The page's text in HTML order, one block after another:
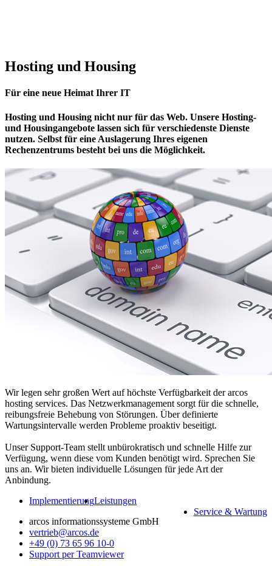
Hosting und Housing
Für eine neue Heimat Ihrer IT
Hosting und Housing nicht nur für das Web. Unsere Hosting-
und Housingangebote lassen sich für verschiedenste Dienste
nutzen. Selbst für eine Auslagerung Ihres eigenen
Rechenzentrums besteht bei uns die Möglichkeit.
Wir legen sehr großen Wert auf höchste Verfügbarkeit der arcos
hosting services. Das Netzwerkmanagement sorgt für die schnelle,
reibungsfreie Behebung von Störungen. Über definierte
Wartungsintervalle werden Probleme proaktiv beseitigt.
Unser Support-Team stellt unbürokratisch und schnelle Hilfe zur
Verfügung, wenn diese vom Kunden benötigt wird. Sprechen Sie
uns an. Wir bieten individuelle Lösungen für jede Art der
Anbindung.
ImplementierungLeistungen
Service & Wartung
arcos informationssysteme GmbH
vertrieb@arcos.de
+49 (0) 73 65 96 10-0
Support per Teamviewer